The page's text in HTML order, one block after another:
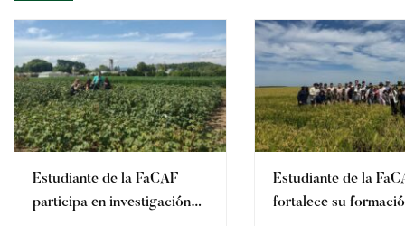
Estudiante de la FaCAF
participa en investigación
Estudiante de la
fortalece su